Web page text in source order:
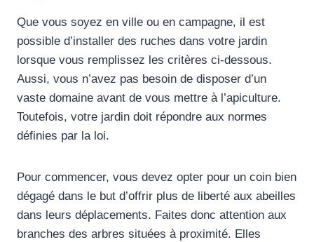
Que vous soyez en ville ou en campagne, il est
possible d’installer des ruches dans votre jardin
lorsque vous remplissez les critères ci-dessous.
Aussi, vous n’avez pas besoin de disposer d’un
vaste domaine avant de vous mettre à l’apiculture.
Toutefois, votre jardin doit répondre aux normes
définies par la loi.
Pour commencer, vous devez opter pour un coin bien
dégagé dans le but d’offrir plus de liberté aux abeilles
dans leurs déplacements. Faites donc attention aux
branches des arbres situées à proximité. Elles